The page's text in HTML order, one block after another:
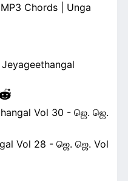
Chords | Unga
Vol 30 - ஜெ. ஜெ.
Vol 28 - ஜெ. ஜெ. Vol